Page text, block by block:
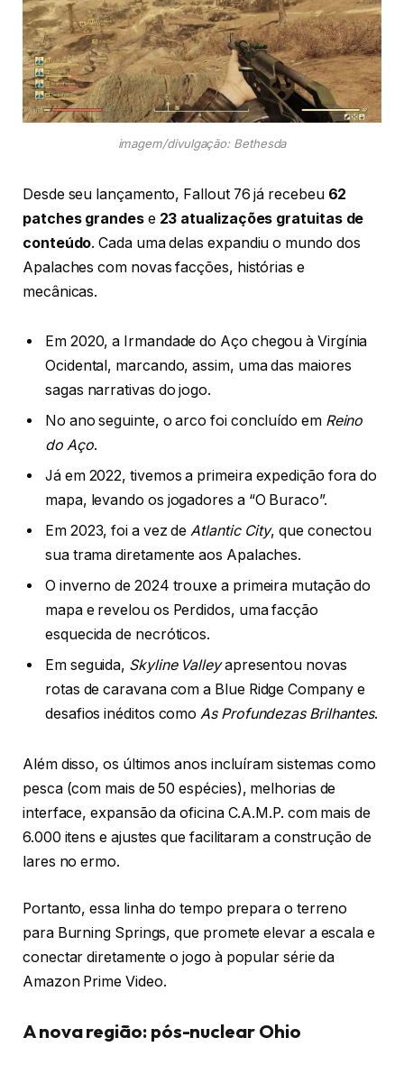
imagem/divulgação: Bethesda
Desde seu lançamento, Fallout 76 já recebeu 62
patches grandese 23 atualizações gratuitas de
conteúdo. Cada uma delas expandiu o mundo dos
Apalaches com novas facções, histórias e
mecânicas.
Em 2020, a Irmandade do Aço chegou à Virgínia
Ocidental, marcando, assim, uma das maiores
sagas narrativas do jogo.
No ano seguinte, o arco foi concluído em Reino
do Aço.
Já em 2022, tivemos a primeira expedição fora do
mapa, levando os jogadores a “O Buraco”.
Em 2023, foi a vez deAtlantic City, que conectou
sua trama diretamente aos Apalaches.
O inverno de 2024 trouxe a primeira mutação do
mapa e revelou os Perdidos, uma facção
esquecida de necróticos.
Em seguida, Skyline Valleyapresentou novas
rotas de caravana com a Blue Ridge Company e
desafios inéditos comoAs Profundezas Brilhantes.
Além disso, os últimos anos incluíram sistemas como
pesca (com mais de 50 espécies), melhorias de
interface, expansão da oficina C.A.M.P. com mais de
6.000 itens e ajustes que facilitaram a construção de
lares no ermo.
Portanto, essa linha do tempo prepara o terreno
para Burning Springs, que promete elevar a escala e
conectar diretamente o jogo à popular série da
Amazon Prime Video.
A nova região: pós-nuclear Ohio